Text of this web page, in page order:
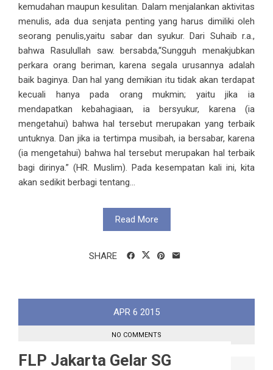
kemudahan maupun kesulitan. Dalam menjalankan aktivitas
menulis, ada dua senjata penting yang harus dimiliki oleh
seorang penulis,yaitu sabar dan syukur. Dari Suhaib r.a.,
bahwa Rasulullah saw. bersabda,“Sungguh menakjubkan
perkara orang beriman, karena segala urusannya adalah
baik baginya. Dan hal yang demikian itu tidak akan terdapat
kecuali hanya pada orang mukmin; yaitu jika ia
mendapatkan kebahagiaan, ia bersyukur, karena (ia
mengetahui) bahwa hal tersebut merupakan yang terbaik
untuknya. Dan jika ia tertimpa musibah, ia bersabar, karena
(ia mengetahui) bahwa hal tersebut merupakan hal terbaik
bagi dirinya.” (HR. Muslim). Pada kesempatan kali ini, kita
akan sedikit berbagi tentang...
Read More
SHARE
APR 6 2015
NO COMMENTS
FLP Jakarta Gelar SG